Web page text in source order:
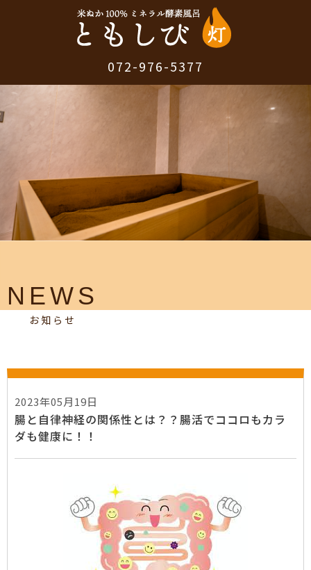
072-976-5377
NEWS
お知らせ
2023年05月19日
腸と自律神経の関係性とは？？腸活でココロもカラ
ダも健康に！！